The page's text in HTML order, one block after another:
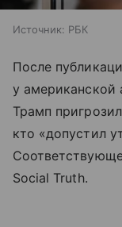
Источник: РБК
После
у американской
Трамп
кто «допустил
Social Truth.